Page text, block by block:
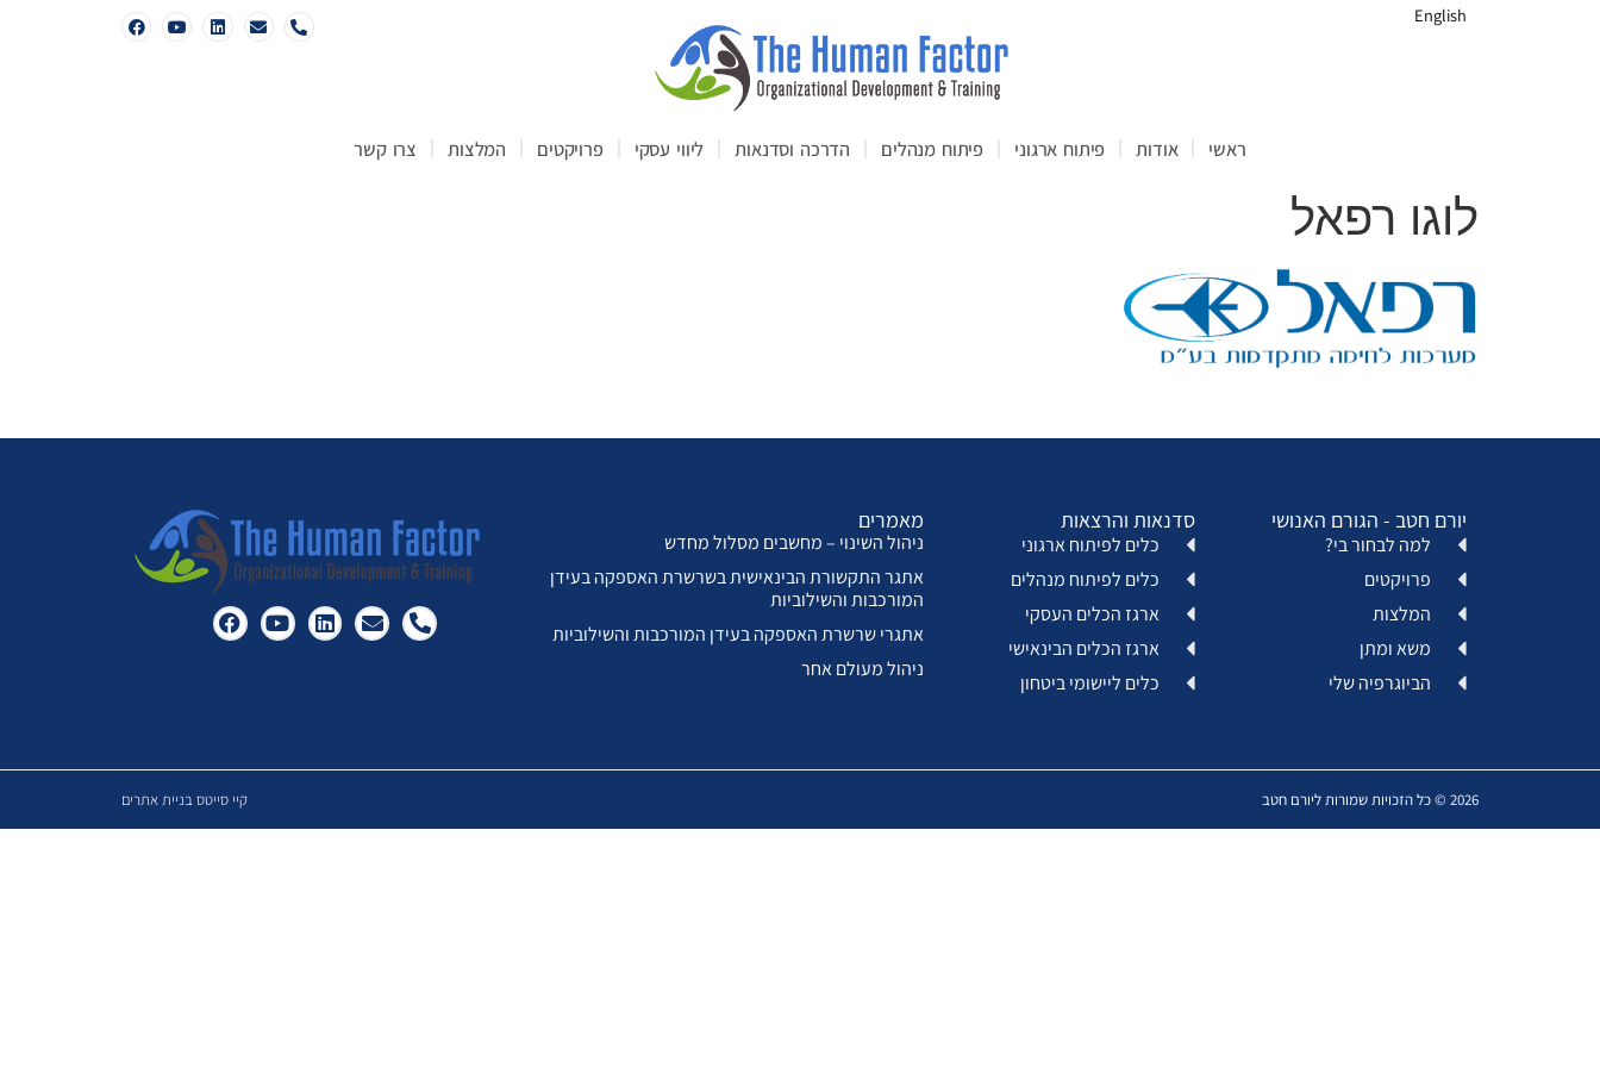
English
ראשי אודות פיתוח ארגוני פיתוח מנהלים הדרכה וסדנאות ליווי עסקי פרויקטים המלצות צרו קשר
לוגו רפאל
יורם חטב - הגורם האנושי
למה לבחור בי?
פרויקטים
המלצות
משא ומתן
הביוגרפיה שלי
סדנאות והרצאות
כלים לפיתוח ארגוני
כלים לפיתוח מנהלים
ארגז הכלים העסקי
ארגז הכלים הבינאישי
כלים ליישומי ביטחון
מאמרים
ניהול השינוי – מחשבים מסלול מחדש
אתגר התקשורת הבינאישית בשרשרת האספקה בעידן
המורכבות והשילוביות
אתגרי שרשרת האספקה בעידן המורכבות והשילוביות
ניהול מעולם אחר
2026 © כל הזכויות שמורות ליורם חטב קיי סייטס בניית אתרים